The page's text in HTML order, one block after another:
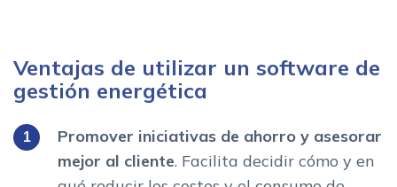
Ventajas de utilizar un software de
gestión energética
Promover iniciativas de ahorro y asesorar
mejor al cliente. Facilita decidir cómo y en